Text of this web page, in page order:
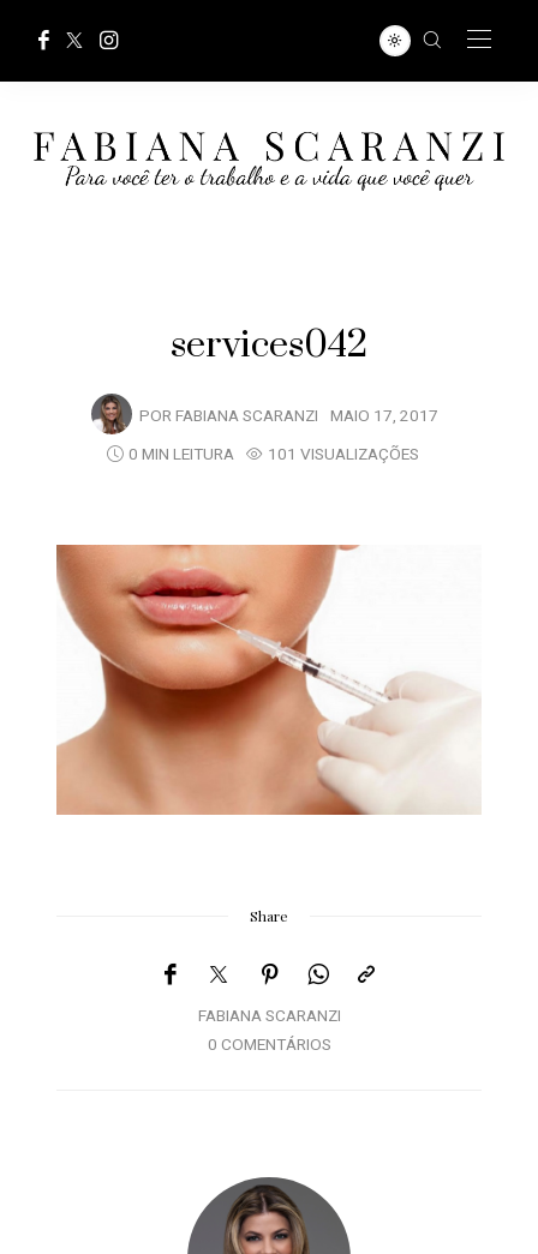
services042
POR FABIANA SCARANZI MAIO 17, 2017
0 MIN LEITURA
101 VISUALIZAÇÕES
Share
FABIANA SCARANZI
0 COMENTÁRIOS